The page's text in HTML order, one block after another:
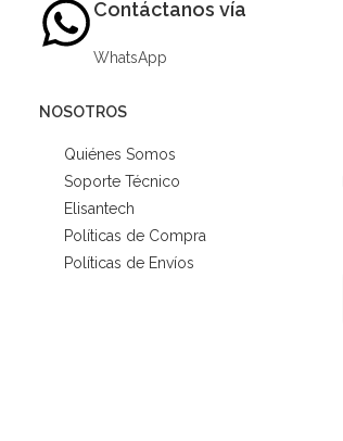
Contáctanos vía
WhatsApp
NOSOTROS
Quiénes Somos
Soporte Técnico
Elisantech
Políticas de Compra
Políticas de Envíos